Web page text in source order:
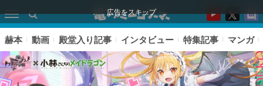
広告をスキップ
赫本 動画 殿堂入り記事 インタビュー 特集記事 マンガ